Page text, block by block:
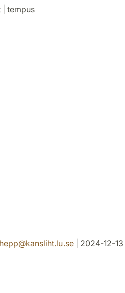
tempus
@kansliht.lu.se| 2024-12-13